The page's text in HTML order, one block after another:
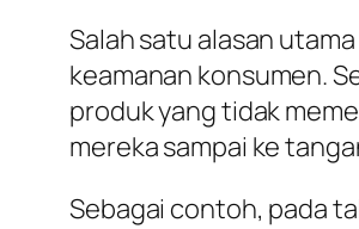
Salah satu alasan
keamanan konsumen.
produk yang tidak
mereka sampai ke
Sebagai contoh, pada